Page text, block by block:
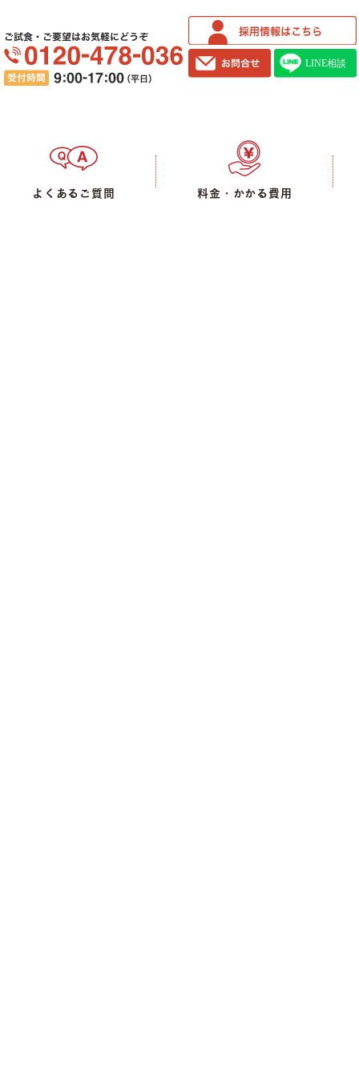
ご試食・ご要望はお気軽にどうぞ
よくあるご質問 料金・かかる費用